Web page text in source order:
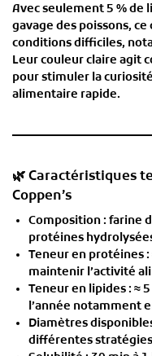
Avec seulement5 % de
gavage des poissons,
conditions difficiles,
Leur couleur claire agit
pour stimuler la
alimentaire rapide.
🌿 Caractéristiques
Coppen’s
Composition : farine
protéines
Teneur en protéines
maintenir l’activité
Teneur en lipides : ≈
l’année notamment
Diamètres
différentes stratégies